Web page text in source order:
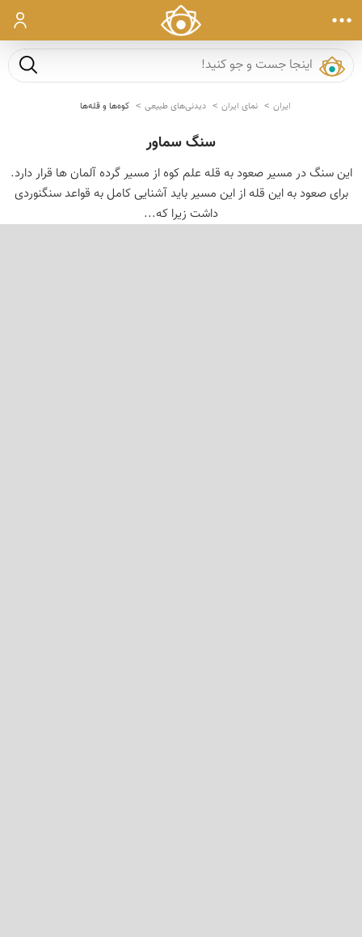
ورود
جست و
ایران نمای ایران دیدنی‌های طبیعی کوه‌ها و قله‌ها
سنگ سماور
این سنگ در مسیر صعود به قله علم کوه از مسیر گرده آلمان ها قرار دارد.
برای صعود به این قله از این مسیر باید آشنایی کامل به قواعد سنگنوردی
داشت زیرا که...